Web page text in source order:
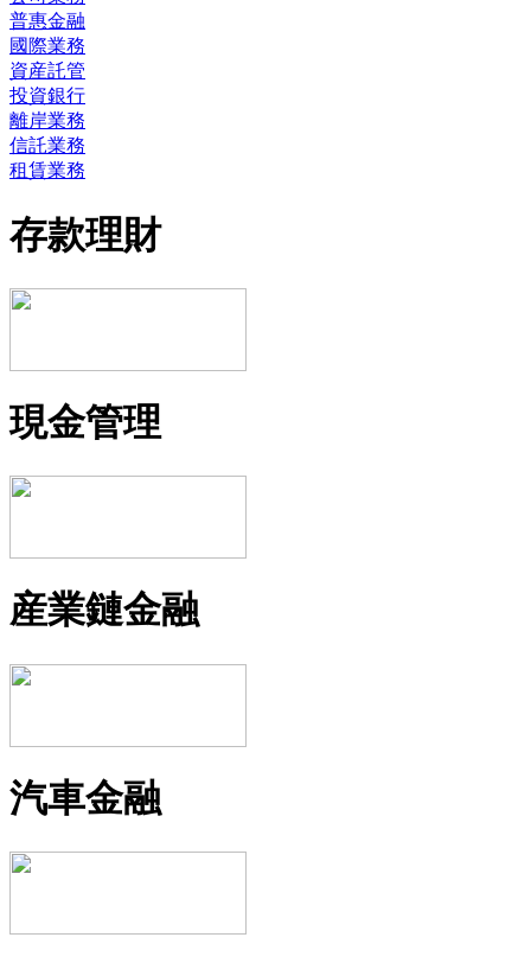
普惠金融
國際業務
資産託管
投資銀行
離岸業務
信託業務
租賃業務
存款理財
現金管理
産業鏈金融
汽車金融